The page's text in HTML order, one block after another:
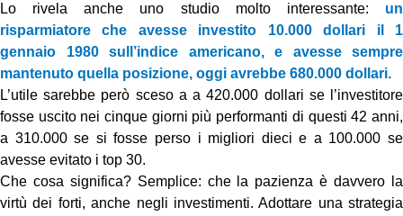
Lo rivela anche uno studio molto interessante: un
risparmiatore che avesse investito 10.000 dollari il 1
gennaio 1980 sull’indice americano, e avesse sempre
mantenuto quella posizione, oggi avrebbe 680.000 dollari.
L’utile sarebbe però sceso a a 420.000 dollari se l’investitore
fosse uscito nei cinque giorni più performanti di questi 42 anni,
a 310.000 se si fosse perso i migliori dieci e a 100.000 se
avesse evitato i top 30.
Che cosa significa? Semplice: che la pazienza è davvero la
virtù dei forti, anche negli investimenti. Adottare una strategia